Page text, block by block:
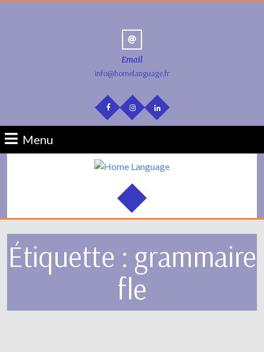
Email
info@homelanguage.fr
Menu
Étiquette : grammaire
fle